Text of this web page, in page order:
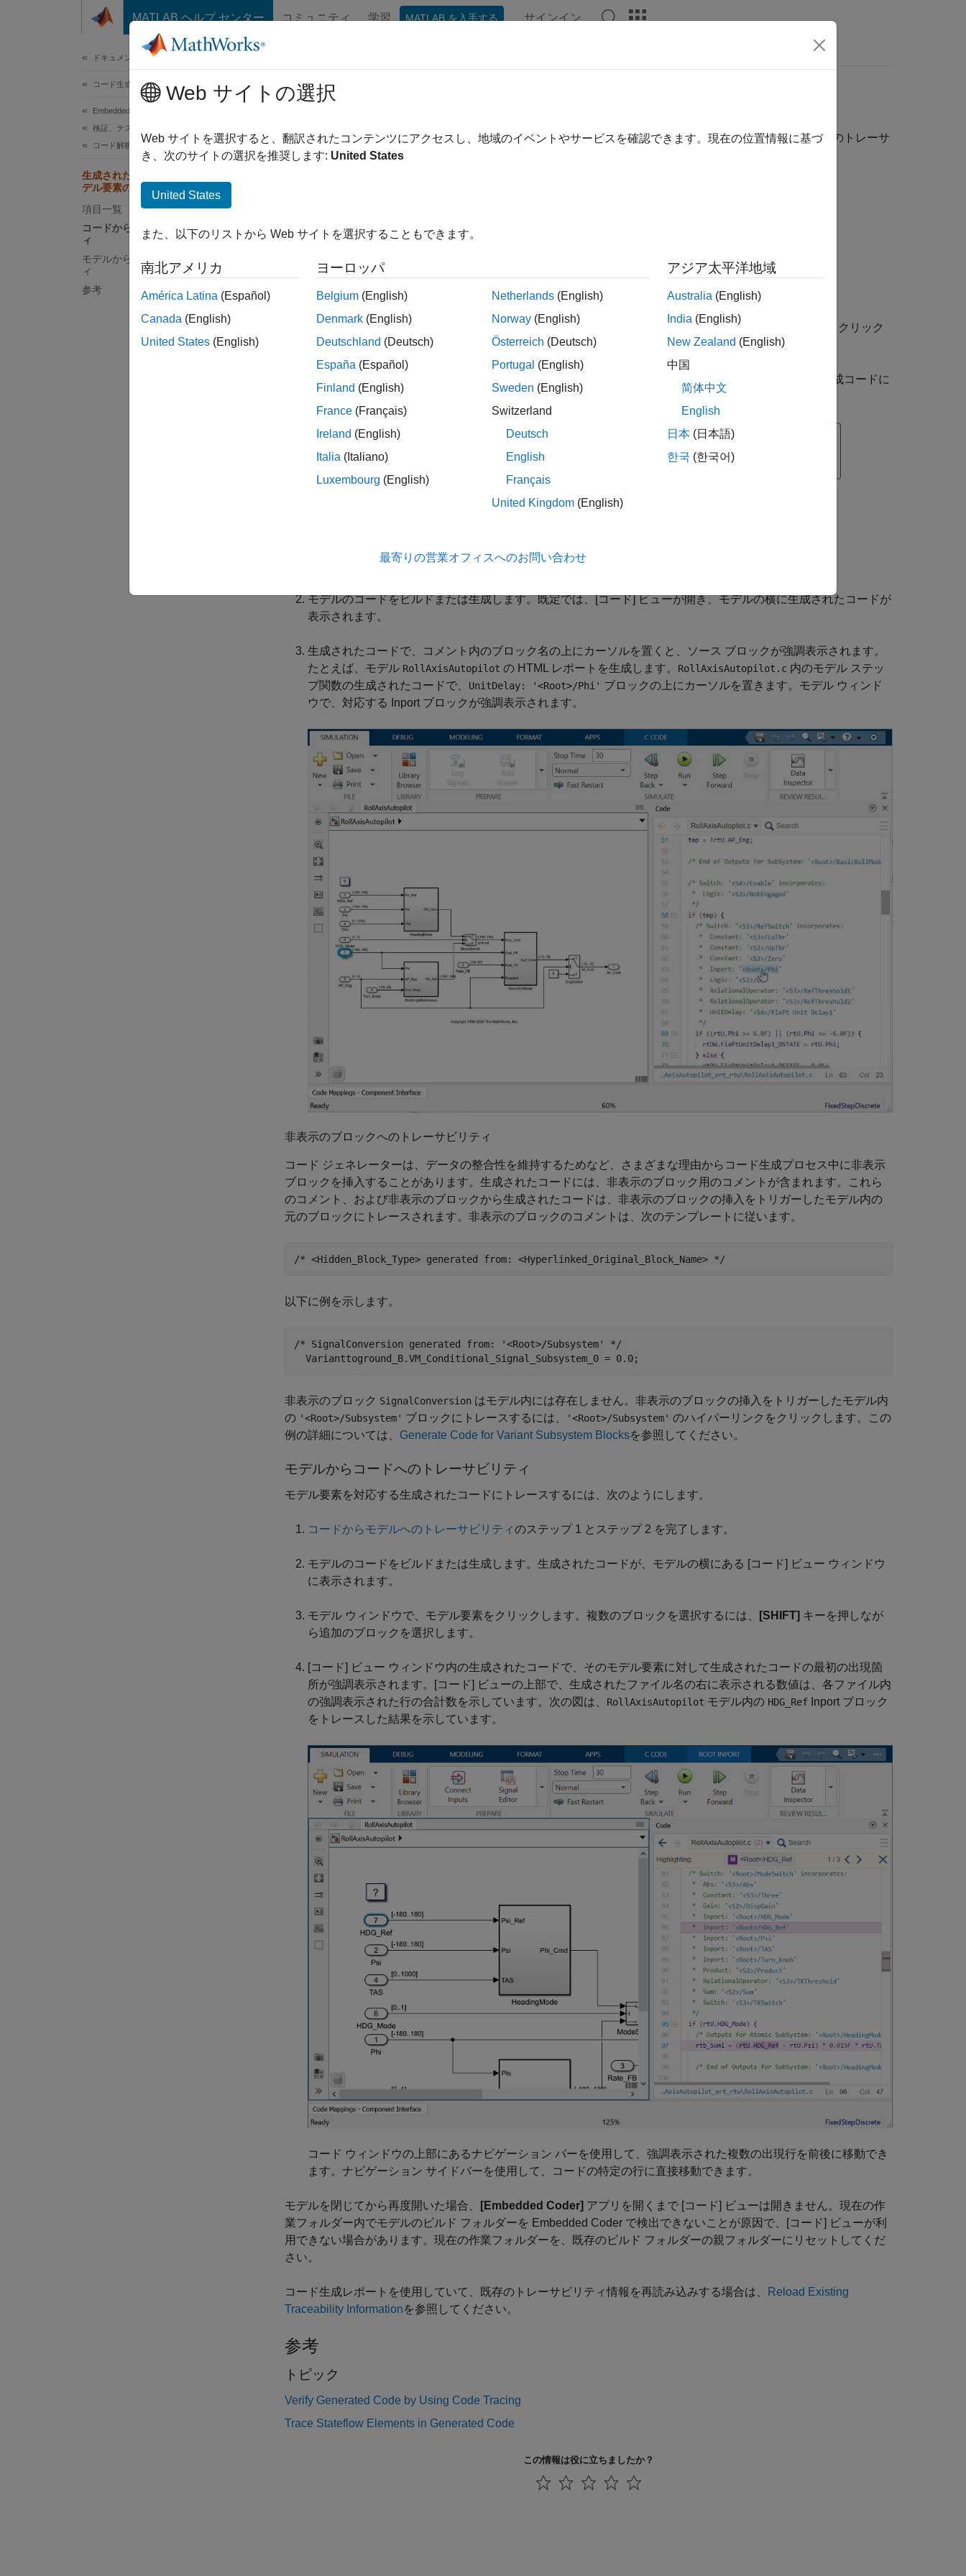
コンテンツへスキップ
MATLAB ヘルプ センター コミュニティ 学習 MATLAB を入手する サインイン
ドキュメンテーションのホーム
コード生成
Embedded Coder
検証、テスト、および認定
コード解析と追跡
生成されたコード内での Simulink モ
デル要素のトレース
項目一覧
コードからモデルへのトレーサビリテ
ィ
モデルからコードへのトレーサビリテ
ィ
参考
生成されたコード内での
生成されたコードを検証するため、Embedded Coder®は Simulink®モデルと生成されたコード間の双方向のトレーサ
ビリティを提供します。トレーサビリティには、次のいずれかの方法を使用できます。
演算子
Simulink エディター内の対応するブロックまたはサブシステムを強調表示するには、ハイパーリンクをクリック
します。
モデルからコードに: Simulink エディターでモデルの単一または複数のブロックを選択し、対応する生成コードに
移動できます。
メモ
コード パースペクティブの [コード] ビューでは、既定で双方向のトレーサビリティが提供されます。
コードからモデルへのトレーサビリティ
モデルを開いて ERT ターゲットとして構成します。
モデルのコードをビルドまたは生成します。既定では、[コード] ビューが開き、モデルの横に生成されたコードが
表示されます。
生成されたコードで、コメント内のブロック名の上にカーソルを置くと、ソース ブロックが強調表示されます。
たとえば、モデル RollAxisAutopilot の HTML レポートを生成します。 RollAxisAutopilot.c 内のモデル ステッ
プ関数の生成されたコードで、 UnitDelay: '<Root>/Phi' ブロックの上にカーソルを置きます。モデル ウィンド
ウで、対応する
Inport ブロックが強調表示されます。
非表示のブロックへのトレーサビリティ
コード ジェネレーターは、データの整合性を維持するためなど、さまざまな理由からコード生成プロセス中に非表示
ブロックを挿入することがあります。生成されたコードには、非表示のブロック用のコメントが含まれます。これら
のコメント、および非表示のブロックから生成されたコードは、非表示のブロックの挿入をトリガーしたモデル内の
元のブロックにトレースされます。非表示のブロックのコメントは、次のテンプレートに従います。
/* <Hidden_Block_Type> generated from: <Hyperlinked_Original_Block_Name> */
以下に例を示します。
/* SignalConversion generated from: '<Root>/Subsystem' */
  Varianttoground_B.VM_Conditional_Signal_Subsystem_0 = 0.0;
非表示のブロック SignalConversion はモデル内には存在しません。非表示のブロックの挿入をトリガーしたモデル内
の '<Root>/Subsystem' ブロックにトレースするには、 '<Root>/Subsystem' のハイパーリンクをクリックします。この
例の詳細については、 Generate Code for Variant Subsystem Blocksを参照してください。
モデルからコードへのトレーサビリティ
モデル要素を対応する生成されたコードにトレースするには、次のようにします。
コードからモデルへのトレーサビリティのステップ 1 とステップ 2 を完了します。
モデルのコードをビルドまたは生成します。生成されたコードが、モデルの横にある [コード] ビュー ウィンドウ
に表示されます。
モデル ウィンドウで、モデル要素をクリックします。複数のブロックを選択するには、 [SHIFT] キーを押しなが
ら追加のブロックを選択します。
[コード] ビュー ウィンドウ内の生成されたコードで、そのモデル要素に対して生成されたコードの最初の出現箇
所が強調表示されます。[コード] ビューの上部で、生成されたファイル名の右に表示される数値は、各ファイル内
の強調表示された行の合計数を示しています。次の図は、 RollAxisAutopilot モデル内の HDG_Ref Inport ブロック
をトレースした結果を示しています。
コード ウィンドウの上部にあるナビゲーション バーを使用して、強調表示された複数の出現行を前後に移動でき
ます。ナビゲーション サイドバーを使用して、コードの特定の行に直接移動できます。
モデルを閉じてから再度開いた場合、 [Embedded Coder] アプリを開くまで [コード] ビューは開きません。現在の作
業フォルダー内でモデルのビルド フォルダーを Embedded Coder で検出できないことが原因で、[コード] ビューが利
用できない場合があります。現在の作業フォルダーを、既存のビルド フォルダーの親フォルダーにリセットしてくだ
さい。
コード生成レポートを使用していて、既存のトレーサビリティ情報を再読み込みする場合は、
Reload Existing
Traceability Informationを参照してください。
参考
トピック
Verify Generated Code by Using Code Tracing
Trace Stateflow Elements in Generated Code
この情報は役に立ちましたか？
Web サイトの選択
Web サイトを選択すると、翻訳されたコンテンツにアクセスし、地域のイベントやサービスを確認できます。現在の位置情報に基づ
き、次のサイトの選択を推奨します: United States
United States
また、以下のリストから Web サイトを選択することもできます。
南北アメリカ
América Latina (Español)
Canada (English)
United States (English)
ヨーロッパ
Belgium (English)
Denmark (English)
Deutschland (Deutsch)
España (Español)
Finland (English)
France (Français)
Ireland (English)
Italia (Italiano)
Luxembourg (English)
Netherlands (English)
Norway (English)
Österreich (Deutsch)
Portugal (English)
Sweden (English)
Switzerland
Deutsch
English
Français
United Kingdom (English)
アジア太平洋地域
Australia (English)
India (English)
New Zealand (English)
中国
简体中文
English
日本 (日本語)
한국 (한국어)
最寄りの営業オフィスへのお問い合わせ